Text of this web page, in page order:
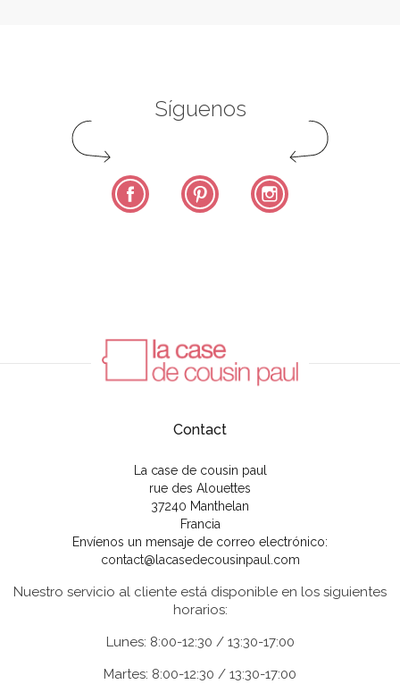
Síguenos
Facebook Pinterest
Contact
La case de cousin paul
rue des Alouettes
37240 Manthelan
Francia
Envíenos un mensaje de correo electrónico:
contact@lacasedecousinpaul.com
Nuestro servicio al cliente está disponible en los siguientes
horarios:
Lunes: 8:00-12:30 / 13:30-17:00
Martes: 8:00-12:30 / 13:30-17:00